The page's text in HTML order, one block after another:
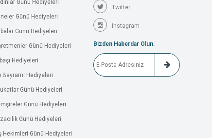
Günü Hediyeleri
Günü Hediyeleri
Günü Hediyeleri
Günü Hediyeleri
Hediyeleri
Bayramı Hediyeleri
Günü Hediyeleri
Günü Hediyeleri
Günü Hediyeleri
Hekimleri Günü Hediyeleri
Twitter
Instagram
Bizden Haberdar Olun.